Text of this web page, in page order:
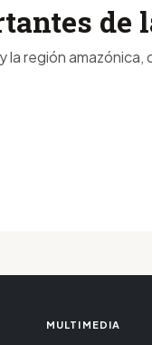
de
región amazónica,
MULTIMEDIA